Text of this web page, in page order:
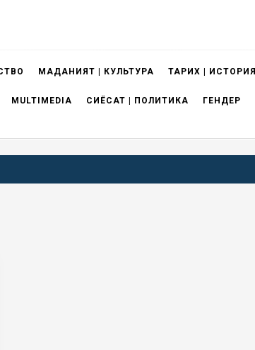
МАДАНИЯТ | КУЛЬТУРА ТАРИХ | ИСТОРИЯ
MULTIMEDIA СИЁСАТ | ПОЛИТИКА ГЕНДЕР